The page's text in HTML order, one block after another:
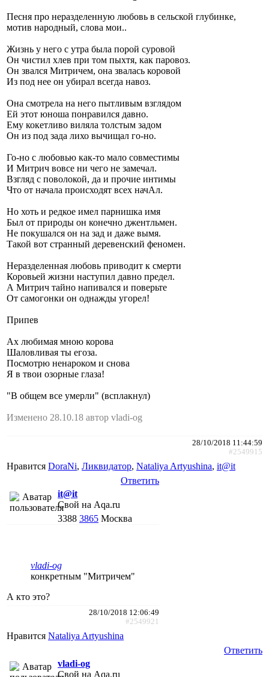
Песня про неразделенную любовь в сельской глубинке,
мотив народный, слова мои..
Жизнь у него с утра была порой суровой
Он чистил хлев при том пыхтя, как паровоз.
Он звался Митричем, она звалась коровой
Из под нее он убирал всегда навоз.
Она смотрела на него пытливым взглядом
Ей этот юноша понравился давно.
Ему кокетливо виляла толстым задом
Он из под зада лихо вычищал го-но.
Го-но с любовью как-то мало совместимы
И Митрич вовсе ни чего не замечал.
Взгляд с поволокой, да и прочие интимы
Что от начала происходят всех начАл.
Но хоть и редкое имел парнишка имя
Был от природы он конечно джентльмен.
Не покушался он на зад и даже вымя.
Такой вот странный деревенский феномен.
Неразделенная любовь приводит к смерти
Коровьей жизни наступил давно предел.
А Митрич тайно напивался и поверьте
От самогонки он однажды угорел!
Припев
Ах любимая мною корова
Шаловливая ты егоза.
Посмотрю ненароком и снова
Я в твои озорные глаза!
"В общем все умерли" (всплакнул)
Изменено 28.10.18 автор vladi-og
28/10/2018 11:44:59
#2549915
Нравится DoraNi, Ликвидатор, Nataliya Artyushina, it@it
Ответить
it@it
Свой на Aqa.ru
3388 3865 Москва
vladi-og
конкретным "Митричем"
А кто это?
28/10/2018 12:06:49
#2549921
Нравится Nataliya Artyushina
Ответить
vladi-og
Свой на Aqa.ru